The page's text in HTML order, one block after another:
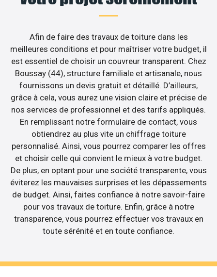
Afin de faire des travaux de toiture dans les
meilleures conditions et pour maîtriser votre budget, il
est essentiel de choisir un couvreur transparent. Chez
Boussay (44), structure familiale et artisanale, nous
fournissons un devis gratuit et détaillé. D’ailleurs,
grâce à cela, vous aurez une vision claire et précise de
nos services de professionnel et des tarifs appliqués.
En remplissant notre formulaire de contact, vous
obtiendrez au plus vite un chiffrage toiture
personnalisé. Ainsi, vous pourrez comparer les offres
et choisir celle qui convient le mieux à votre budget.
De plus, en optant pour une société transparente, vous
éviterez les mauvaises surprises et les dépassements
de budget. Ainsi, faites confiance à notre savoir-faire
pour vos travaux de toiture. Enfin, grâce à notre
transparence, vous pourrez effectuer vos travaux en
toute sérénité et en toute confiance.